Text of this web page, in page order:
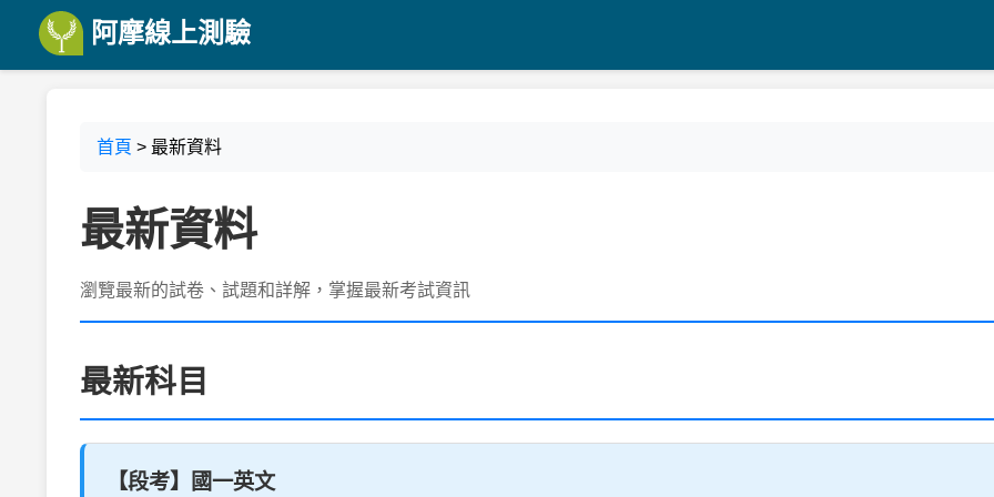
阿摩線上測驗
首頁 > 最新資料
最新資料
瀏覽最新的試卷、試題和詳解，掌握最新考試資訊
最新科目
【段考】國一英文